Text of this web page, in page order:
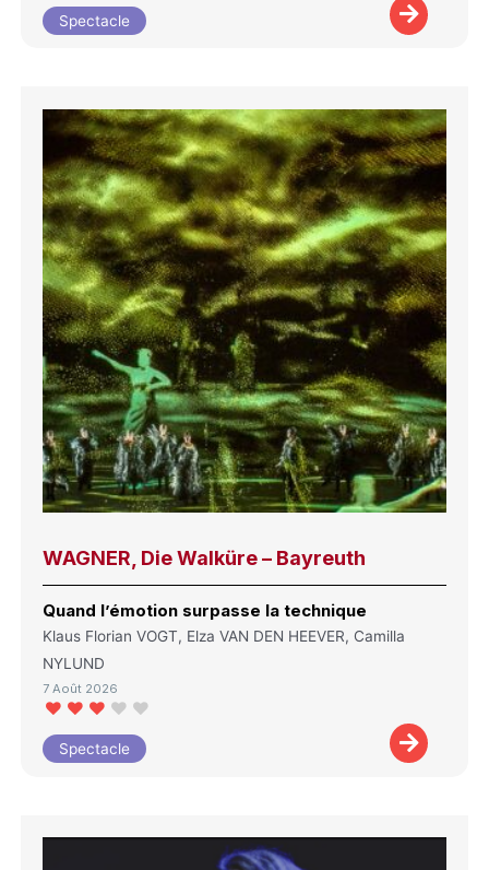
Spectacle
WAGNER, Die Walküre – Bayreuth
Quand l’émotion surpasse la technique
Klaus Florian VOGT, Elza VAN DEN HEEVER, Camilla
NYLUND
7 Août 2026
Spectacle